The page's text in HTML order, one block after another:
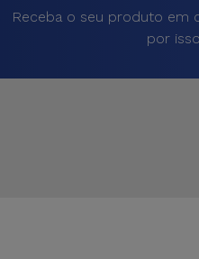
Receba o seu produto em
por isso